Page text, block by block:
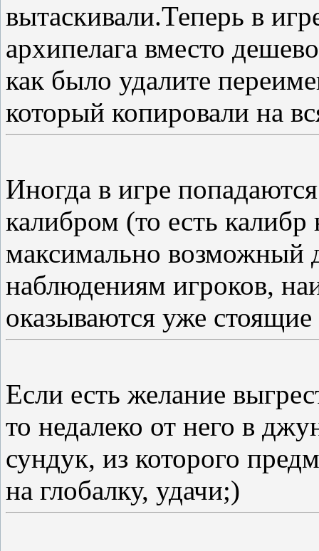
вытаскивали.Теперь в
архипелага вместо
как было удалите
который копировали на
Иногда в игре
калибром (то есть
максимально возможный
наблюдениям игроков,
оказываются уже стоящие
Если есть желание
то недалеко от него в
сундук, из которого
на глобалку, удачи;)